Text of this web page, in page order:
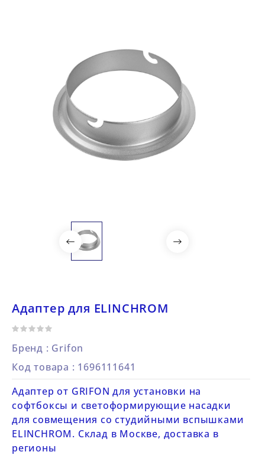
Адаптер для ELINCHROM
Бренд : Grifon
Код товара : 1696111641
Адаптер от GRIFON для установки на
софтбоксы и светоформирующие насадки
для совмещения со студийными вспышками
ELINCHROM. Склад в Москве, доставка в
регионы